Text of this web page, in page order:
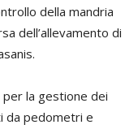
della mandria
dell’allevamento di
la gestione dei
da pedometri e